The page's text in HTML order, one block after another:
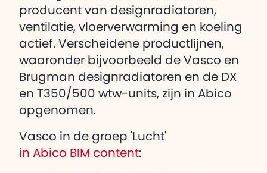
producent van designradiatoren,
ventilatie, vloerverwarming en koeling
actief. Verscheidene productlijnen,
waaronder bijvoorbeeld de Vasco en
Brugman designradiatoren en de DX
en T350/500 wtw-units, zijn in Abico
opgenomen.
Vasco in de groep 'Lucht'
in Abico BIM content: